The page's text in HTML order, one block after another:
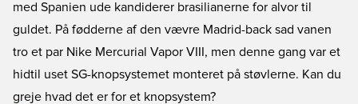
med Spanien ude kandiderer brasilianerne for alvor til
guldet. På fødderne af den vævre Madrid-back sad vanen
tro et par Nike Mercurial Vapor VIII, men denne gang var et
hidtil uset SG-knopsystemet monteret på støvlerne. Kan du
greje hvad det er for et knopsystem?